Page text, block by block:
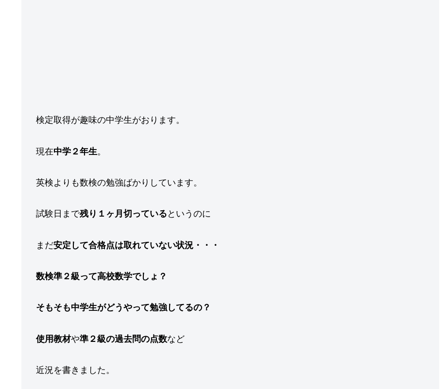
検定取得が趣味の中学生がおります。
現在中学２年生。
英検よりも数検の勉強ばかりしています。
試験日まで残り１ヶ月切っている というのに
まだ安定して合格点は取れていない状況・・・
数検準２級って高校数学でしょ？
そもそも中学生がどうやって勉強してるの？
使用教材や準２級の過去問の点数など
近況を書きました。